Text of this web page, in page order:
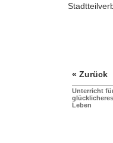
« Zurück
Unterricht
glücklicheres
Leben